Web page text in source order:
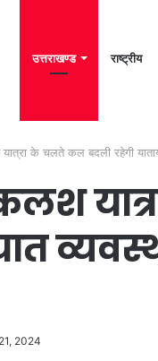
उत्तराखण्ड राष्ट्रीय
यात्रा के चलते कल बदली रहेगी
कलश
2024